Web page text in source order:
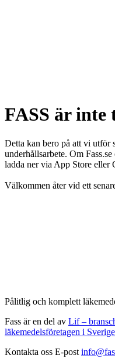
FASS är
Detta kan bero på att vi utför
underhållsarbete. Om
ladda ner via App Store eller
Välkommen åter vid ett
Pålitlig och komplett
Fass är en del av Lif –
läkemedelsföretagen i
Kontakta oss E-post